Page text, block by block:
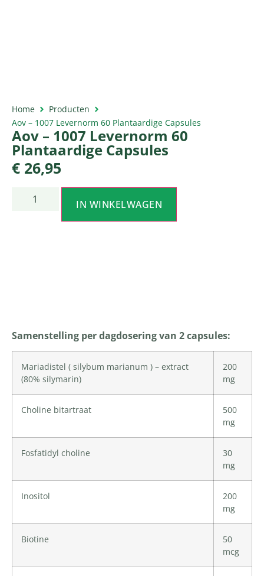
Home
Producten
Aov – 1007 Levernorm 60 Plantaardige Capsules
Aov – 1007 Levernorm 60
Plantaardige Capsules
€ 26,95
IN WINKELWAGEN
Samenstelling per dagdosering van 2 capsules:
Mariadistel ( silybum marianum ) – extract
(80% silymarin)
200
mg
Choline bitartraat
500
mg
Fosfatidyl choline
30
mg
Inositol
200
mg
Biotine
50
mcg